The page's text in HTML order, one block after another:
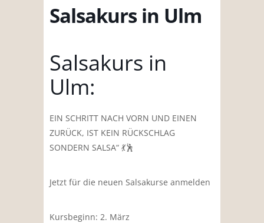
Salsakurs in Ulm
Salsakurs in
Ulm:
EIN SCHRITT NACH VORN UND EINEN
ZURÜCK, IST KEIN RÜCKSCHLAG
SONDERN SALSA“ 💃🕺
Jetzt für die neuen Salsakurse anmelden
Kursbeginn: 2. März